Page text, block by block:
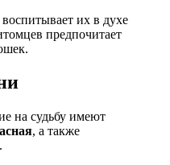
их в духе
предпочитает
на судьбу имеют
, а также